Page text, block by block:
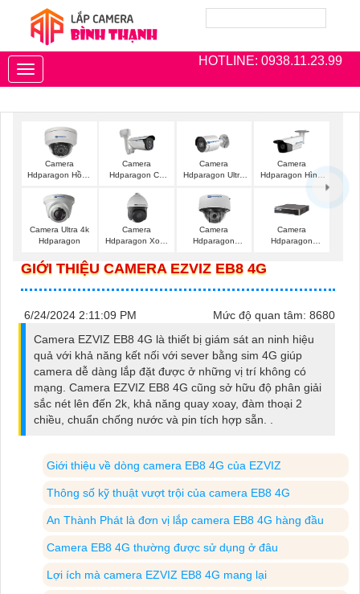
HOTLINE: 0938.11.23.99
Toggle
navigation
Camera
Hdparagon Hồng
Camera
Hdparagon Có
Camera
Hdparagon Ultra
Camera
Hdparagon Hình
Camera Ultra 4k
Hdparagon
Camera
Hdparagon Xoay
Camera
Hdparagon
Camera
Hdparagon
GIỚI THIỆU CAMERA EZVIZ EB8 4G
6/24/2024 2:11:09 PM
Mức độ quan tâm: 8680
Camera EZVIZ EB8 4G là thiết bị giám sát an ninh hiệu
quả với khả năng kết nối với sever bằng sim 4G giúp
camera dễ dàng lắp đặt được ở những vị trí không có
mạng. Camera EZVIZ EB8 4G cũng sở hữu độ phân giải
sắc nét lên đến 2k, khả năng quay xoay, đàm thoại 2
chiều, chuẩn chống nước và pin tích hợp sẵn. .
Giới thiệu về dòng camera EB8 4G của EZVIZ
Thông số kỹ thuật vượt trội của camera EB8 4G
An Thành Phát là đơn vị lắp camera EB8 4G hàng đầu
Camera EB8 4G thường được sử dụng ở đâu
Lợi ích mà camera EZVIZ EB8 4G mang lại